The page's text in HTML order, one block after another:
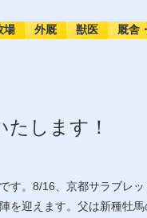
場 外厩 獣医
厩舎
します！
す。8/16、京都サラブレ
を迎えます。父は新種牡馬